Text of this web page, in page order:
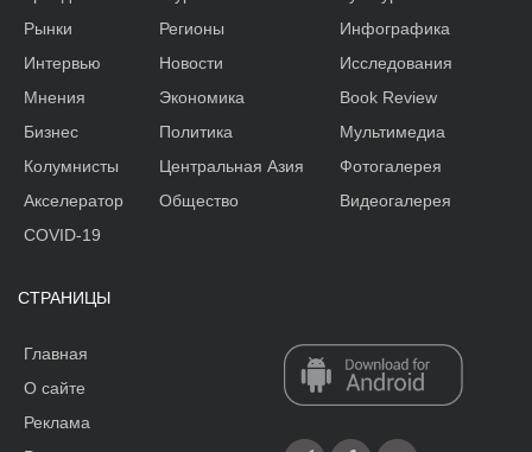
Рынки
Интервью
Мнения
Бизнес
Колумнисты
Акселератор
Регионы
Новости
Экономика
Политика
Центральная Азия
Общество
Инфографика
Исследования
Book Review
Мультимедиа
Фотогалерея
Видеогалерея
COVID-19
СТРАНИЦЫ
Главная
О сайте
Реклама